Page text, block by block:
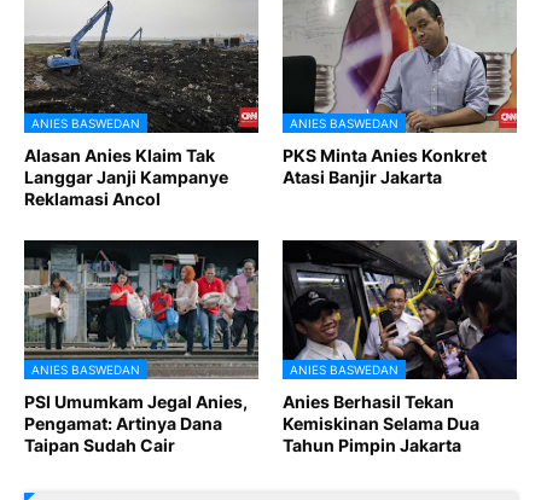
ANIES BASWEDAN
Alasan Anies Klaim Tak
Langgar Janji Kampanye
Reklamasi Ancol
ANIES BASWEDAN
PKS Minta Anies Konkret
Atasi Banjir Jakarta
ANIES BASWEDAN
PSI Umumkam Jegal Anies,
Pengamat: Artinya Dana
Taipan Sudah Cair
ANIES BASWEDAN
Anies Berhasil Tekan
Kemiskinan Selama Dua
Tahun Pimpin Jakarta